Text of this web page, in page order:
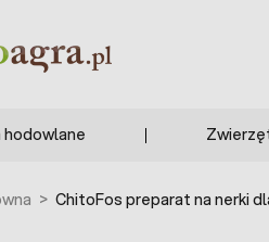
> ChitoFos preparat na nerki